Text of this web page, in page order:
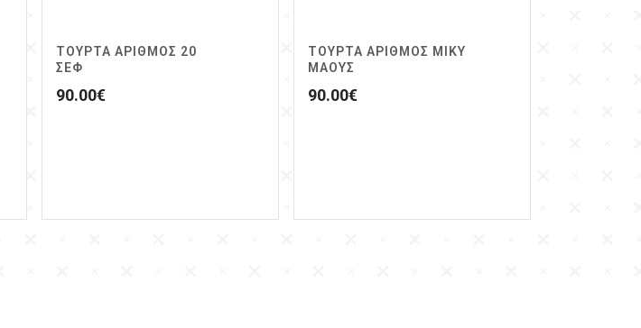
ΤΟΥΡΤΑ ΑΡΙΘΜΟΣ 20
ΣΕΦ
90.00€
ΤΟΥΡΤΑ ΑΡΙΘΜΟΣ ΜΙΚΥ
ΜΑΟΥΣ
90.00€